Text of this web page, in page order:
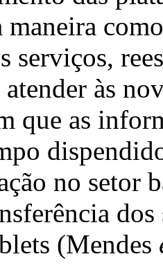
maneira
serviços,
às
que as
no setor
(Mendes